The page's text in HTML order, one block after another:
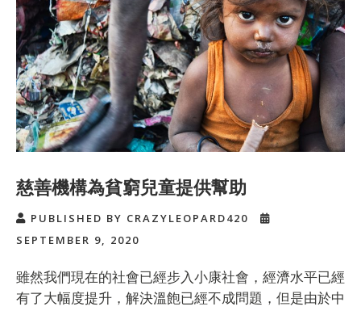
慈善機構為貧窮兒童提供幫助
PUBLISHED BY CRAZYLEOPARD420
SEPTEMBER 9, 2020
雖然我們現在的社會已經步入小康社會，經濟水平已經
有了大幅度提升，解決溫飽已經不成問題，但是由於中